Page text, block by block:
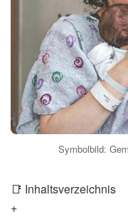
Symbolbild:
📑 Inhaltsverzeichnis
+